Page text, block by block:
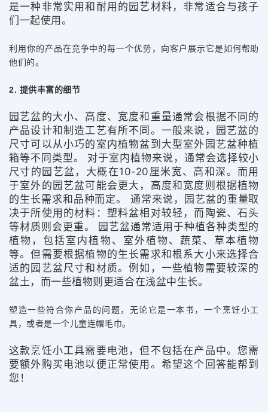
是一种非常实用和耐用的园艺材料，非常适合与孩子
们一起使用。
利用你的产品在竞争中的每一个优势，向客户展示它是如何帮助
他们的。
2. 提供丰富的细节
园艺盆的大小、高度、宽度和重量通常会根据不同的
产品设计和制造工艺有所不同。一般来说，园艺盆的
尺寸可以从小巧的室内植物盆到大型室外园艺盆种植
箱等不同类型。 对于室内植物来说，通常会选择较小
尺寸的园艺盆，大概在10-20厘米宽、高和深。而用
于室外的园艺盆可能会更大，高度和宽度则根据植物
的生长需求和品种而定。 通常来说，园艺盆的重量取
决于所使用的材料：塑料盆相对较轻，而陶瓷、石头
等材质则会更重。 园艺盆通常适用于种植各种类型的
植物，包括室内植物、室外植物、蔬菜、草本植物
等。但需要根据植物的生长需求和根系大小来选择合
适的园艺盆尺寸和材质。例如，一些植物需要较深的
盆土，而一些植物则更适合在浅盆中生长。
塑造一些符合你产品的问题，无论它是一本书，一个烹饪小工
具，或者是一个儿童连帽毛巾。
这款烹饪小工具需要电池，但不包括在产品中。您需
要额外购买电池以便正常使用。希望这个回答能帮到
您！